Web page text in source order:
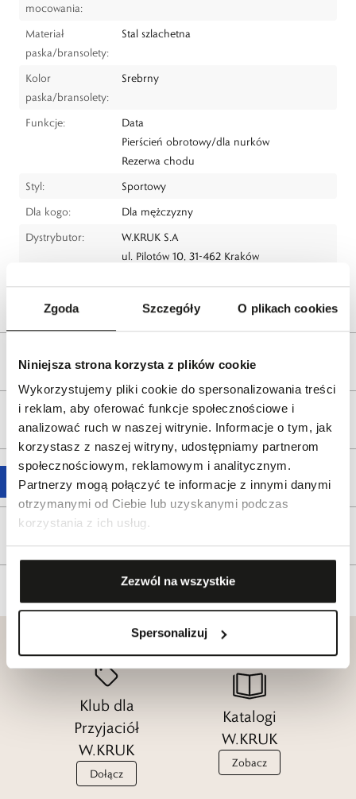
Zgoda Szczegóły O plikach cookies
Niniejsza strona korzysta z plików cookie
Wykorzystujemy pliki cookie do spersonalizowania treści
i reklam, aby oferować funkcje społecznościowe i
analizować ruch w naszej witrynie. Informacje o tym, jak
korzystasz z naszej witryny, udostępniamy partnerom
społecznościowym, reklamowym i analitycznym.
Partnerzy mogą połączyć te informacje z innymi danymi
otrzymanymi od Ciebie lub uzyskanymi podczas
korzystania z ich usług.
Zezwól na wszystkie
Spersonalizuj
mocowania:
Materiał
paska/bransolety:
Stal szlachetna
Kolor
paska/bransolety:
Srebrny
Funkcje:
Data
Pierścień obrotowy/dla nurków
Rezerwa chodu
Styl:
Sportowy
Dla kogo:
Dla mężczyzny
Dystrybutor:
W.KRUK S.A
ul. Pilotów 10, 31-462 Kraków
Bezpieczeństwo:
Informacje o bezpieczeństwie
Opis produktu
Wysyłka
Reklamacje i zwroty
Klub dla
Przyjaciół
W.KRUK
Dołącz
Katalogi
W.KRUK
Zobacz